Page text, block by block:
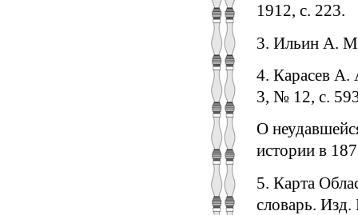
1912, с. 223.
3. Ильин А.
4. Карасев А.
3, № 12, с.
О
истории в
5. Карта
словарь.